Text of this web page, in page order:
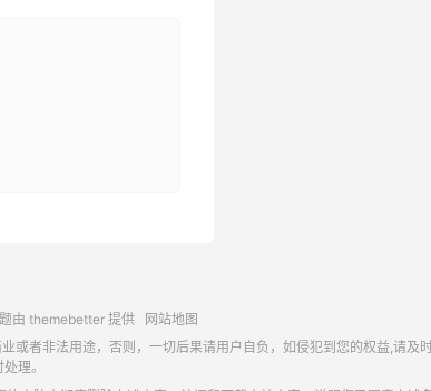
由 themebetter提供
网站地图
者非法用途，否则，一切后果请用户自负，如侵犯到您的权益,请及
理。